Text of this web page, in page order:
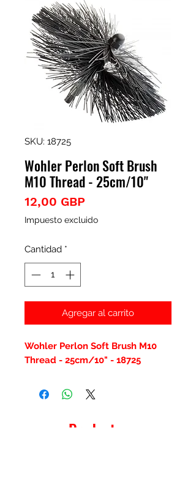
SKU: 18725
Wohler Perlon Soft Brush
M10 Thread - 25cm/10"
12,00 GBP
Impuesto excluido
Cantidad *
Agregar al carrito
Wohler Perlon Soft Brush M10
Thread - 25cm/10" - 18725
Productos